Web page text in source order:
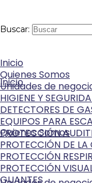
Buscar:
Inicio
Quienes Somos
Inicio
Quienes Somos
Unidades de
HIGIENE Y
DETECTORES DE
EQUIPOS PARA
PROTECCIÓN
PROTECCIÓN DE LA
PROTECCIÓN
PROTECCIÓN
GUANTES